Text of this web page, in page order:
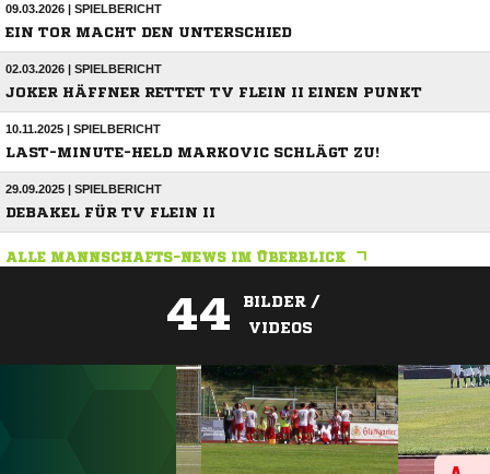
09.03.2026 | SPIELBERICHT
EIN TOR MACHT DEN UNTERSCHIED
02.03.2026 | SPIELBERICHT
JOKER HÄFFNER RETTET TV FLEIN II EINEN PUNKT
10.11.2025 | SPIELBERICHT
LAST-MINUTE-HELD MARKOVIC SCHLÄGT ZU!
29.09.2025 | SPIELBERICHT
DEBAKEL FÜR TV FLEIN II
ALLE MANNSCHAFTS-NEWS IM ÜBERBLICK
44
BILDER /
VIDEOS